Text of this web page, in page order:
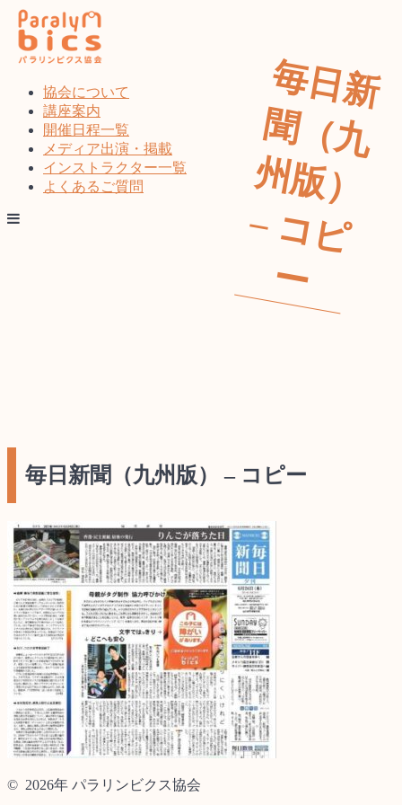
コ
ン
テ
協会について
講座案内
開催日程一覧
メディア出演・掲載
インストラクター一覧
よくあるご質問
毎
日
新
聞
（
九
州
版
）
–
コ
ピ
ー
毎日新聞（九州版） – コピー
© 2026年 パラリンビクス協会